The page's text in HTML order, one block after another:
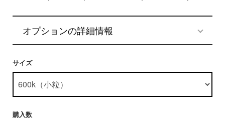
オプションの詳細情報
サイズ
購入数